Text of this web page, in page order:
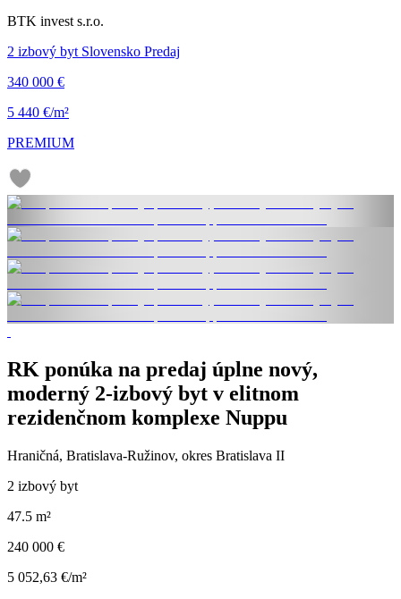
BTK invest s.r.o.
2 izbový byt Slovensko Predaj
340 000 €
5 440 €/m²
PREMIUM
RK ponúka na predaj úplne nový,
moderný 2-izbový byt v elitnom
rezidenčnom komplexe Nuppu
Hraničná, Bratislava-Ružinov, okres Bratislava II
2 izbový byt
47.5 m²
240 000 €
5 052,63 €/m²